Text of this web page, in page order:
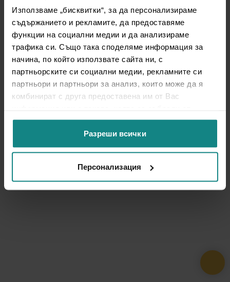
Използваме „бисквитки“, за да персонализираме
съдържанието и рекламите, да предоставяме
функции на социални медии и да анализираме
трафика си. Също така споделяме информация за
начина, по който използвате сайта ни, с
партньорските си социални медии, рекламните си
партньори и партньори за анализ, които може да я
комбинират с друга предоставена им от Вас
ползването от Ваша страна на услугите им.
Разреши всички
Персонализация